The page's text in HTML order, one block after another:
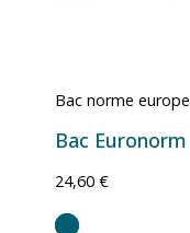
Bac norme europe
24,60 €